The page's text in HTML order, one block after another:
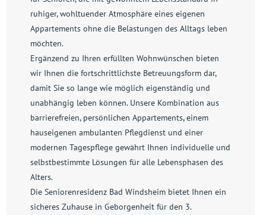
ruhiger, wohltuender Atmosphäre eines eigenen
Appartements ohne die Belastungen des Alltags leben
möchten.
Ergänzend zu Ihren erfüllten Wohnwünschen bieten
wir Ihnen die fortschrittlichste Betreuungsform dar,
damit Sie so lange wie möglich eigenständig und
unabhängig leben können. Unsere Kombination aus
barrierefreien, persönlichen Appartements, einem
hauseigenen ambulanten Pflegdienst und einer
modernen Tagespflege gewährt Ihnen individuelle und
selbstbestimmte Lösungen für alle Lebensphasen des
Alters.
Die Seniorenresidenz Bad Windsheim bietet Ihnen ein
sicheres Zuhause in Geborgenheit für den 3.